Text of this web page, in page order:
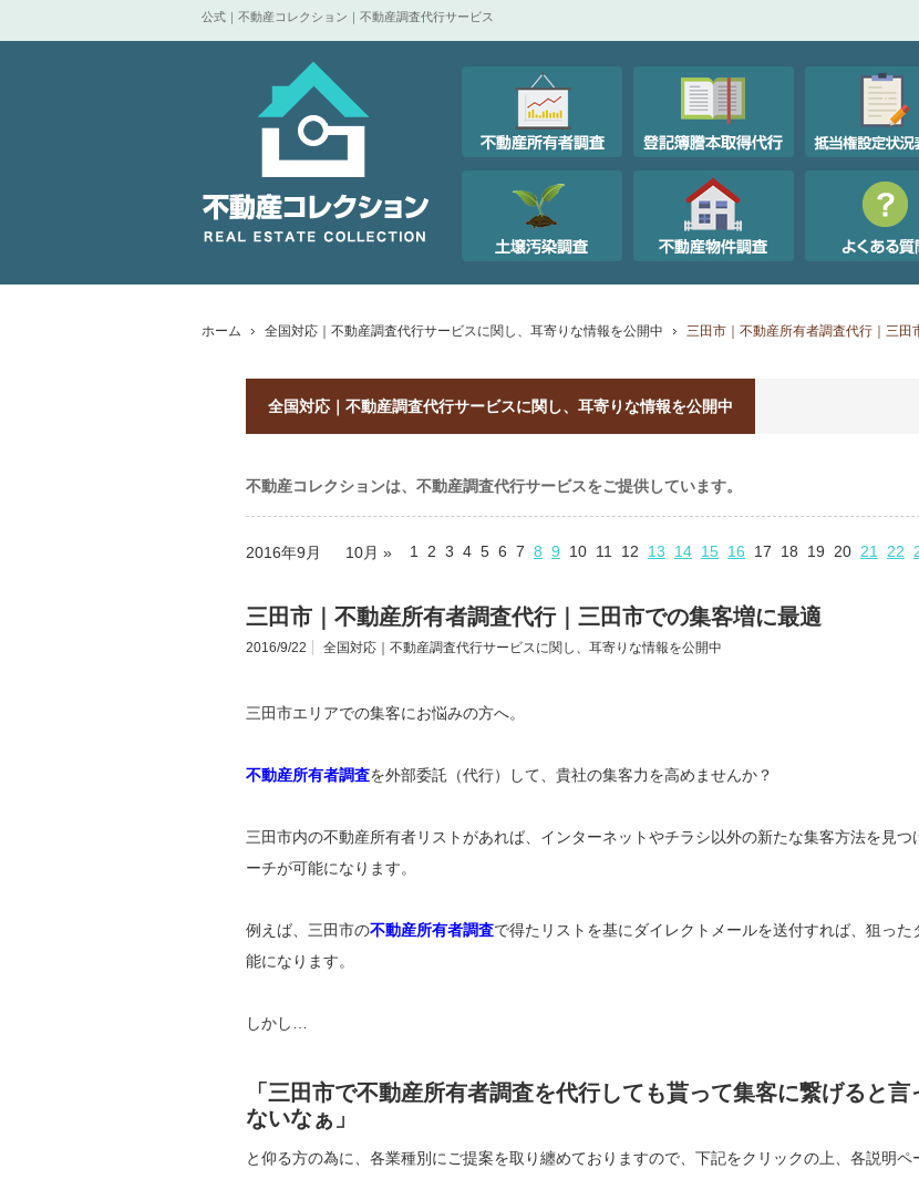
公式｜不動産コレクション｜不動産調査代行サービス
ホーム 全国対応｜不動産調査代行サービスに関し、耳寄りな情報を公開中 三田市｜不動産所有者調査代行｜三田
全国対応｜不動産調査代行サービスに関し、耳寄りな情報を公開中
不動産コレクションは、不動産調査代行サービスをご提供しています。
2016年9月 10月 » 1 2 3 4 5 6 7 8 9 10 11 12 13 14 15 16 17 18 19 20 21 22
三田市｜不動産所有者調査代行｜三田市での集客増に最適
2016/9/22 全国対応｜不動産調査代行サービスに関し、耳寄りな情報を公開中
三田市エリアでの集客にお悩みの方へ。
不動産所有者調査を外部委託（代行）して、貴社の集客力を高めませんか？
三田市内の不動産所有者リストがあれば、インターネットやチラシ以外の新たな集客方法を見
ーチが可能になります。
例えば、三田市の不動産所有者調査で得たリストを基にダイレクトメールを送付すれば、狙っ
能になります。
しかし…
「三田市で不動産所有者調査を代行しても貰って集客に繋げると
ないなぁ」
と仰る方の為に、各業種別にご提案を取り纏めておりますので、下記をクリックの上、各説明ペ